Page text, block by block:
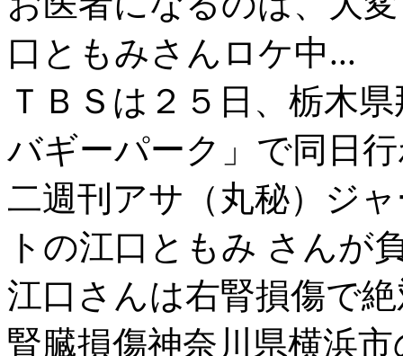
口ともみさんロケ中...
ＴＢＳは２５日、栃木
バギーパーク」で同日
二週刊アサ（丸秘）ジ
トの江口ともみ さんが
江口さんは右腎損傷で
腎臓損傷神奈川県横浜